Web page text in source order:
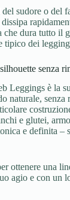
sudore o del
che dura tutto il
tipico dei
senza
Leggings è la
naturale, senza
e glutei,
e definita –
ottenere una
agio e con un